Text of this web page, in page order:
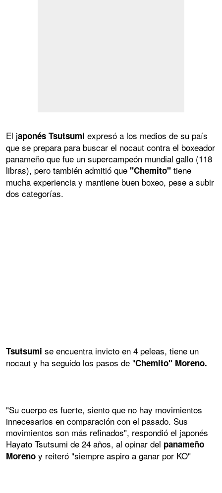
El japonés Tsutsumi expresó a los medios de su país
que se prepara para buscar el nocaut contra el boxeador
panameño que fue un supercampeón mundial gallo (118
libras), pero también admitió que "Chemito" tiene
mucha experiencia y mantiene buen boxeo, pese a subir
dos categorías.
Tsutsumi se encuentra invicto en 4 peleas, tiene un
nocaut y ha seguido los pasos de "Chemito" Moreno.
"Su cuerpo es fuerte, siento que no hay movimientos
innecesarios en comparación con el pasado. Sus
movimientos son más refinados", respondió el japonés
Hayato Tsutsumi de 24 años, al opinar del panameño
Moreno y reiteró "siempre aspiro a ganar por KO"